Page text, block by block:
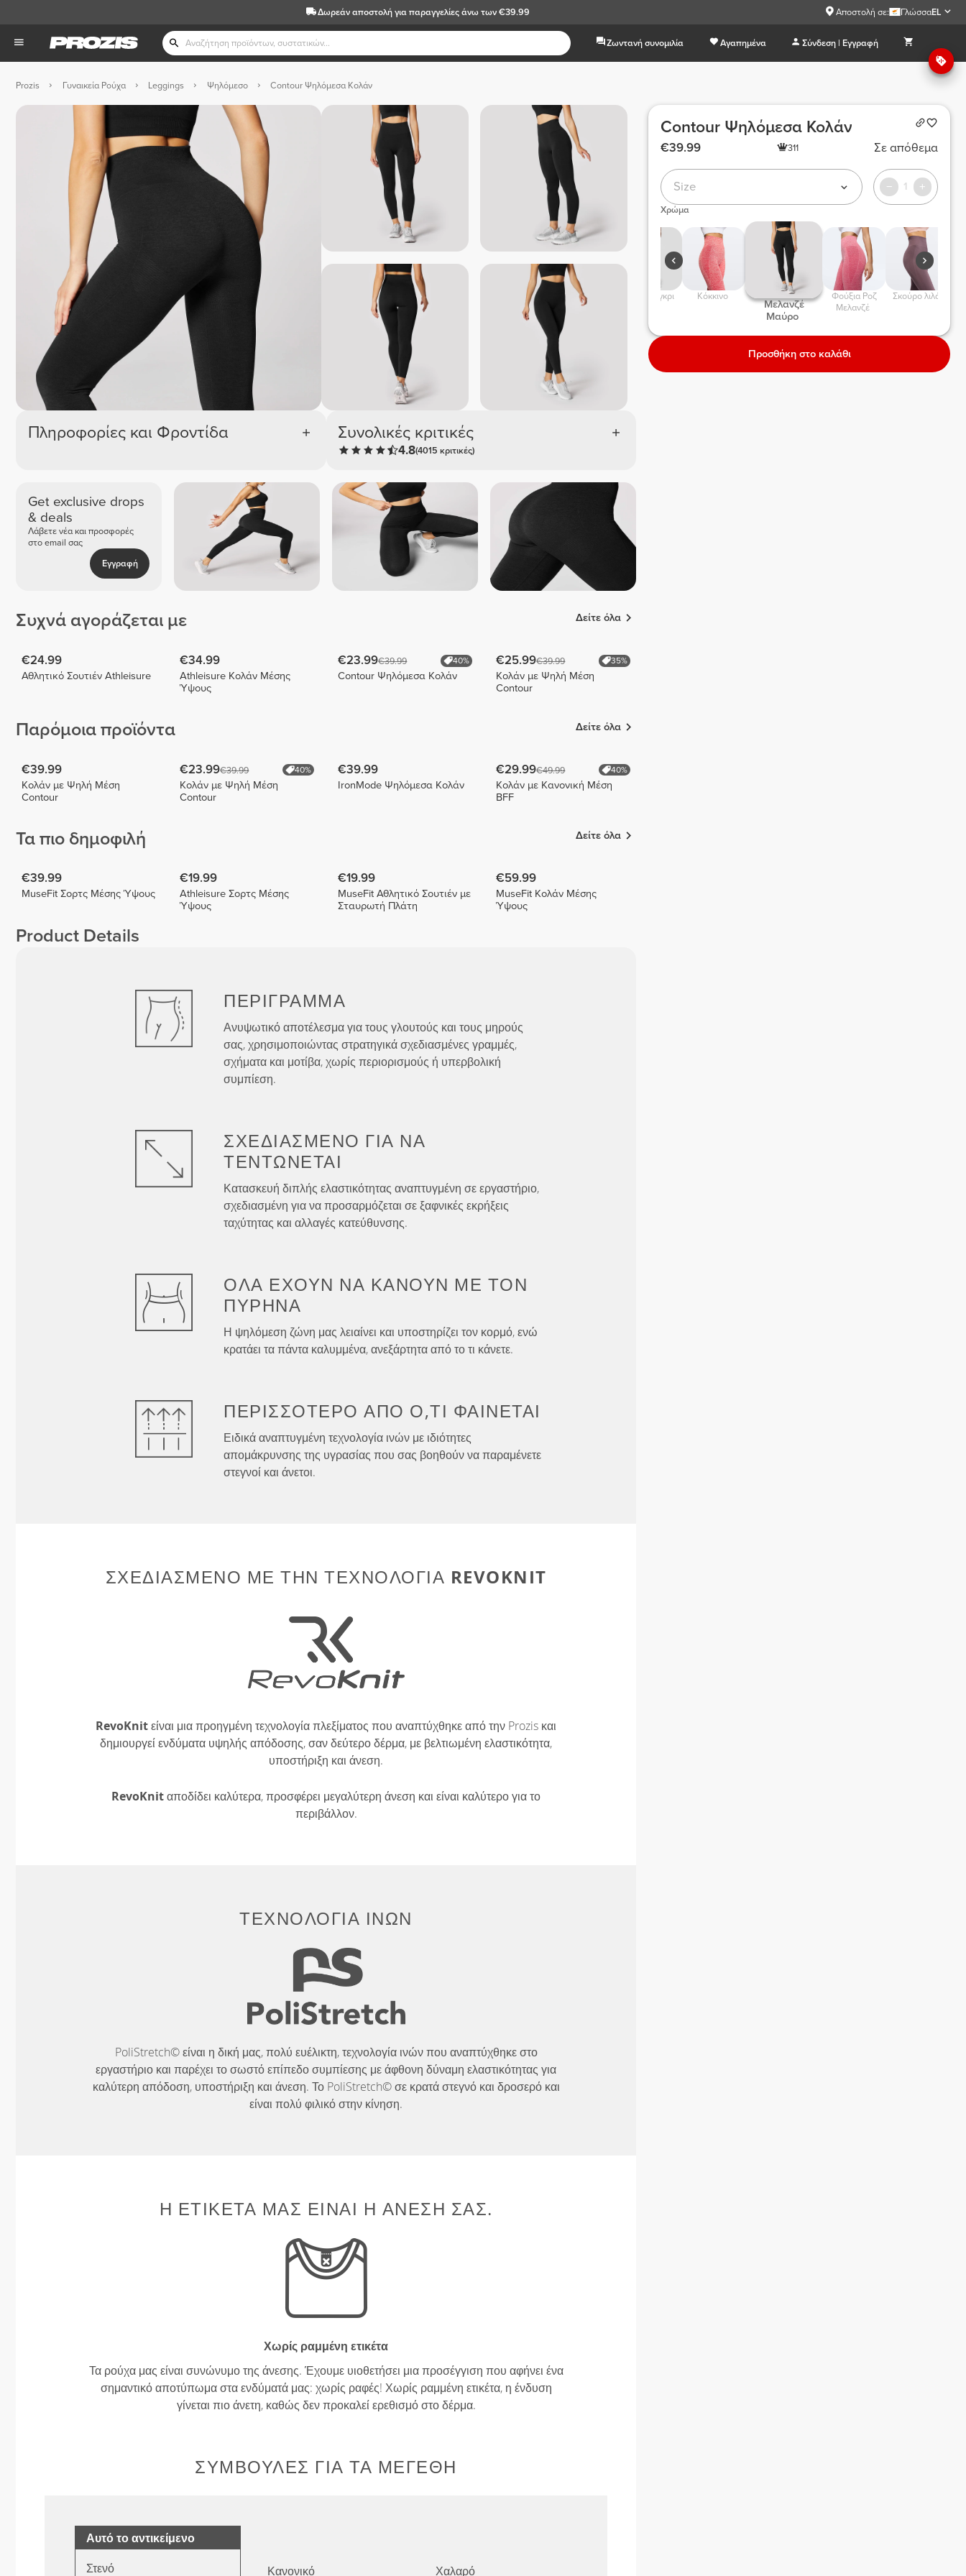
Δωρεάν αποστολήγια παραγγελίες άνω των €39.99 Αποστολή σε: ΓλώσσαEL
Ζωντανή συνομιλία Αγαπημένα Σύνδεση | Εγγραφή
Prozis Γυναικεία Ρούχα Leggings Ψηλόμεσο Contour Ψηλόμεσα Κολάν
Πληροφορίες και Φροντίδα Συνολικές κριτικές
4.8(4015 κριτικές)
Get exclusive drops
& deals
Λάβετε νέα και προσφορές
στο email σας
Εγγραφή
Συχνά αγοράζεται με Δείτε όλα
€24.99
Αθλητικό Σουτιέν Athleisure
€34.99
Athleisure Κολάν Μέσης
Ύψους
€23.99€39.99 40%
Contour Ψηλόμεσα Κολάν
€25.99€39.99 35%
Κολάν με Ψηλή Μέση
Contour
Παρόμοια προϊόντα Δείτε όλα
€39.99
Κολάν με Ψηλή Μέση
Contour
€23.99€39.99 40%
Κολάν με Ψηλή Μέση
Contour
€39.99
IronMode Ψηλόμεσα Κολάν
€29.99€49.99 40%
Κολάν με Κανονική Μέση
BFF
Τα πιο δημοφιλή Δείτε όλα
€39.99
MuseFit Σορτς Μέσης Ύψους
€19.99
Athleisure Σορτς Μέσης
Ύψους
€19.99
MuseFit Αθλητικό Σουτιέν με
Σταυρωτή Πλάτη
€59.99
MuseFit Κολάν Μέσης
Ύψους
Product Details
ΠΕΡΊΓΡΑΜΜΑ
Ανυψωτικό αποτέλεσμα για τους γλουτούς και τους μηρούς
σας, χρησιμοποιώντας στρατηγικά σχεδιασμένες γραμμές,
σχήματα και μοτίβα, χωρίς περιορισμούς ή υπερβολική
συμπίεση.
ΣΧΕΔΙΑΣΜΈΝΟ ΓΙΑ ΝΑ
ΤΕΝΤΏΝΕΤΑΙ
Κατασκευή διπλής ελαστικότητας αναπτυγμένη σε εργαστήριο,
σχεδιασμένη για να προσαρμόζεται σε ξαφνικές εκρήξεις
ταχύτητας και αλλαγές κατεύθυνσης.
ΌΛΑ ΈΧΟΥΝ ΝΑ ΚΆΝΟΥΝ ΜΕ ΤΟΝ
ΠΥΡΉΝΑ
Η ψηλόμεση ζώνη μας λειαίνει και υποστηρίζει τον κορμό, ενώ
κρατάει τα πάντα καλυμμένα, ανεξάρτητα από το τι κάνετε.
ΠΕΡΙΣΣΌΤΕΡΟ ΑΠΌ Ό,ΤΙ ΦΑΊΝΕΤΑΙ
Ειδικά αναπτυγμένη τεχνολογία ινών με ιδιότητες
απομάκρυνσης της υγρασίας που σας βοηθούν να παραμένετε
στεγνοί και άνετοι.
ΣΧΕΔΙΑΣΜΈΝΟ ΜΕ ΤΗΝ ΤΕΧΝΟΛΟΓΊΑ REVOKNIT
RevoKnitείναι μια προηγμένη τεχνολογία πλεξίματος που αναπτύχθηκε από την Prozis και
δημιουργεί ενδύματα υψηλής απόδοσης, σαν δεύτερο δέρμα, με βελτιωμένη ελαστικότητα,
υποστήριξη και άνεση.
RevoKnitαποδίδει καλύτερα, προσφέρει μεγαλύτερη άνεση και είναι καλύτερο για το
περιβάλλον.
ΤΕΧΝΟΛΟΓΊΑ ΙΝΏΝ
PoliStretch© είναι η δική μας, πολύ ευέλικτη, τεχνολογία ινών που αναπτύχθηκε στο
εργαστήριο και παρέχει το σωστό επίπεδο συμπίεσης με άφθονη δύναμη ελαστικότητας για
καλύτερη απόδοση, υποστήριξη και άνεση. Το PoliStretch© σε κρατά στεγνό και δροσερό και
είναι πολύ φιλικό στην κίνηση.
Η ΕΤΙΚΈΤΑ ΜΑΣ ΕΊΝΑΙ Η ΆΝΕΣΉ ΣΑΣ.
Χωρίς ραμμένη ετικέτα
Τα ρούχα μας είναι συνώνυμο της άνεσης. Έχουμε υιοθετήσει μια προσέγγιση που αφήνει ένα
σημαντικό αποτύπωμα στα ενδύματά μας: χωρίς ραφές! Χωρίς ραμμένη ετικέτα, η ένδυση
γίνεται πιο άνετη, καθώς δεν προκαλεί ερεθισμό στο δέρμα.
ΣΥΜΒΟΥΛΈΣ ΓΙΑ ΤΑ ΜΕΓΈΘΗ
Αυτό το αντικείμενο
Στενό
Κανονικό Χαλαρό
Contour Ψηλόμεσα Κολάν
€39.99 311 Σε απόθεμα
Size 1
Χρώμα
Σκούρο γκρι Κόκκινο
Μελανζέ
Μαύρο
Μελανζέ
Σκούρο λιλά
Προσθήκη στο καλάθι